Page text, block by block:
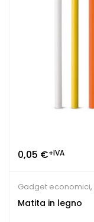
0,05 €+IVA
Gadget economici,
Matita in legno